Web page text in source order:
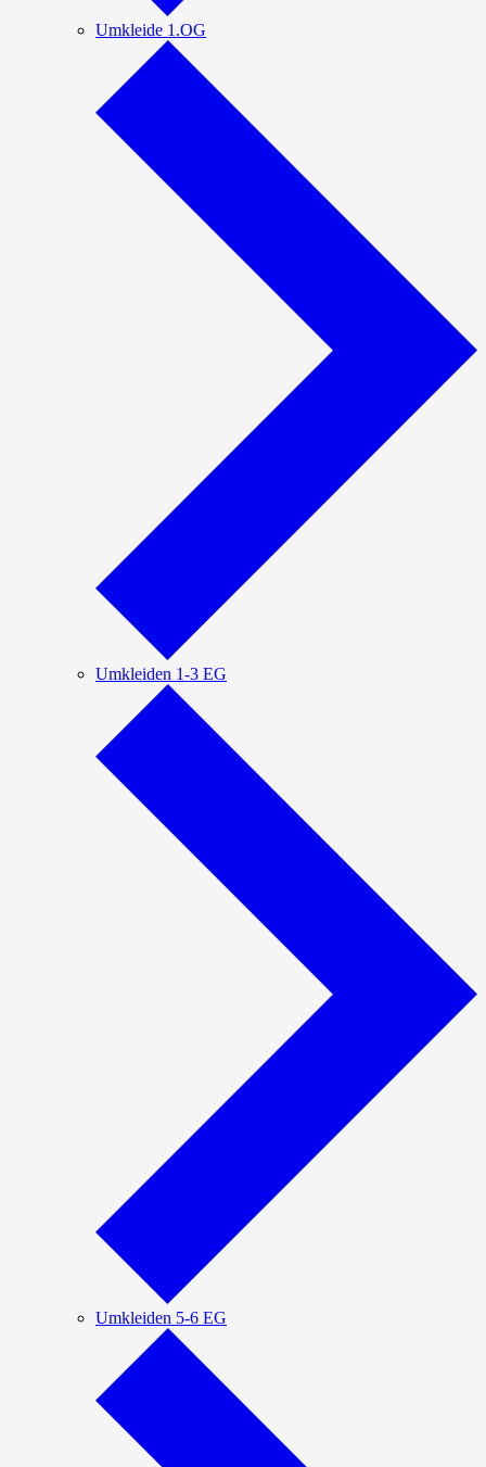
Umkleide 1.OG
Umkleiden 1-3 EG
Umkleiden 5-6 EG